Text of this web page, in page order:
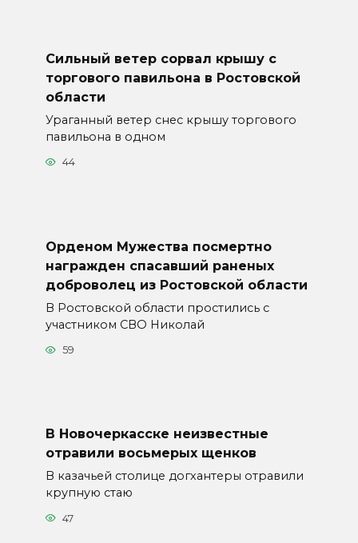
Сильный ветер сорвал крышу с
торгового павильона в Ростовской
области
Ураганный ветер снес крышу торгового
павильона в одном
44
Орденом Мужества посмертно
награжден спасавший раненых
доброволец из Ростовской области
В Ростовской области простились с
участником СВО Николай
59
В Новочеркасске неизвестные
отравили восьмерых щенков
В казачьей столице догхантеры отравили
крупную стаю
47